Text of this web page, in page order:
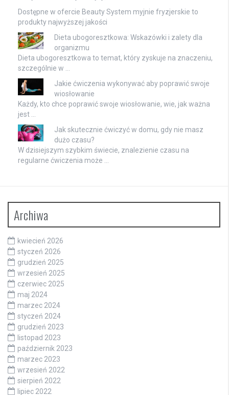
Dostępne w ofercie Beauty System myjnie fryzjerskie to
produkty najwyższej jakości
Dieta ubogoresztkowa: Wskazówki i zalety dla
organizmu
Dieta ubogoresztkowa to temat, który zyskuje na znaczeniu,
szczególnie w …
Jakie ćwiczenia wykonywać aby poprawić swoje
wiosłowanie
Każdy, kto chce poprawić swoje wiosłowanie, wie, jak ważna
jest …
Jak skutecznie ćwiczyć w domu, gdy nie masz
dużo czasu?
W dzisiejszym szybkim świecie, znalezienie czasu na
regularne ćwiczenia może …
Archiwa
kwiecień 2026
styczeń 2026
grudzień 2025
wrzesień 2025
czerwiec 2025
maj 2024
marzec 2024
styczeń 2024
grudzień 2023
listopad 2023
październik 2023
marzec 2023
wrzesień 2022
sierpień 2022
lipiec 2022